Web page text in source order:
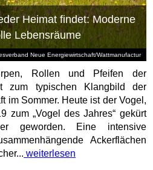
Neue Energiewirtschaft/Wattmanufactur
Heimat findet: Moderne
Lebensräume
Rollen und Pfeifen der
zum typischen Klangbild der
im Sommer. Heute ist der Vogel,
zum „Vogel des Jahres“ gekürt
geworden. Eine intensive
Ackerflächen
weiterlesen